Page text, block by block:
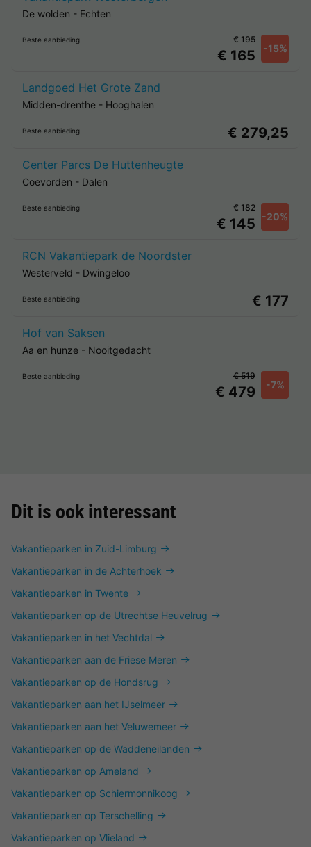
De wolden - Echten
Beste aanbieding
€ 165 -15%
€ 195
Landgoed Het Grote Zand
Midden-drenthe - Hooghalen
Beste aanbieding € 279,25
Center Parcs De Huttenheugte
Coevorden - Dalen
Beste aanbieding
€ 145 -20%
€ 182
RCN Vakantiepark de Noordster
Westerveld - Dwingeloo
Beste aanbieding € 177
Hof van Saksen
Aa en hunze - Nooitgedacht
Beste aanbieding
€ 479 -7%
€ 519
Dit is ook interessant
Vakantieparken in Zuid-Limburg
Vakantieparken in de Achterhoek
Vakantieparken in Twente
Vakantieparken op de Utrechtse Heuvelrug
Vakantieparken in het Vechtdal
Vakantieparken aan de Friese Meren
Vakantieparken op de Hondsrug
Vakantieparken aan het IJselmeer
Vakantieparken aan het Veluwemeer
Vakantieparken op de Waddeneilanden
Vakantieparken op Ameland
Vakantieparken op Schiermonnikoog
Vakantieparken op Terschelling
Vakantieparken op Vlieland